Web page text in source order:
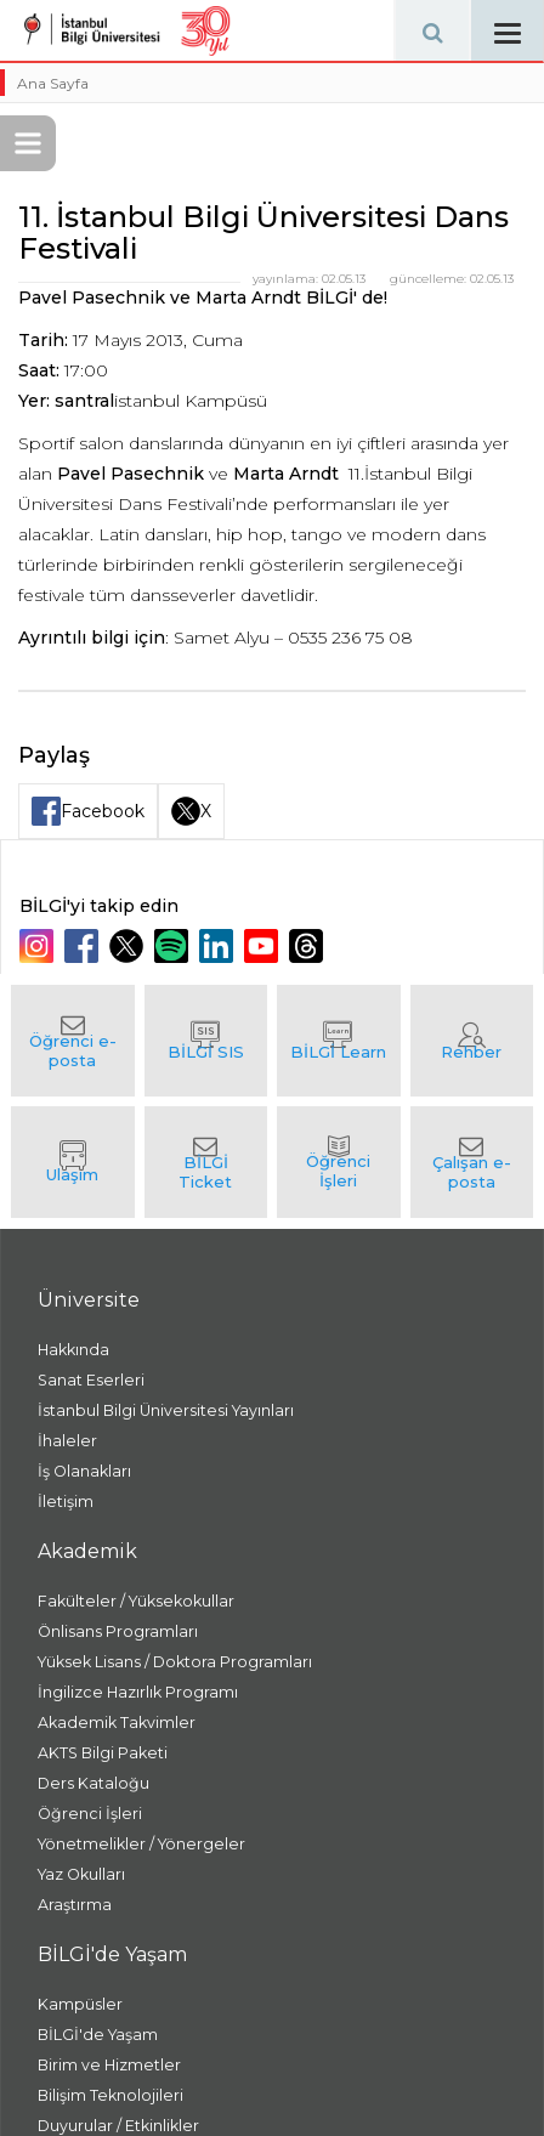
Ana Sayfa
11. İstanbul Bilgi Üniversitesi Dans
Festivali
güncelleme: 02.05.13
yayınlama: 02.05.13
Pavel Pasechnik ve Marta Arndt BİLGİ' de!
Tarih: 17 Mayıs 2013, Cuma
Saat: 17:00
Yer: santralistanbul Kampüsü
Sportif salon danslarında dünyanın en iyi çiftleri arasında yer
alan Pavel Pasechnik ve Marta Arndt 11.İstanbul Bilgi
Üniversitesi Dans Festivali’nde performansları ile yer
alacaklar. Latin dansları, hip hop, tango ve modern dans
türlerinde birbirinden renkli gösterilerin sergileneceği
festivale tüm dansseverler davetlidir.
Ayrıntılı bilgi için: Samet Alyu – 0535 236 75 08
Paylaş
Facebook X
BİLGİ'yi takip edin
Üniversite
Hakkında
Sanat Eserleri
İstanbul Bilgi Üniversitesi Yayınları
İhaleler
İş Olanakları
İletişim
Akademik
Fakülteler / Yüksekokullar
Önlisans Programları
Yüksek Lisans / Doktora Programları
İngilizce Hazırlık Programı
Akademik Takvimler
AKTS Bilgi Paketi
Ders Kataloğu
Öğrenci İşleri
Yönetmelikler / Yönergeler
Yaz Okulları
Araştırma
BİLGİ'de Yaşam
Kampüsler
BİLGİ'de Yaşam
Birim ve Hizmetler
Bilişim Teknolojileri
Duyurular / Etkinlikler